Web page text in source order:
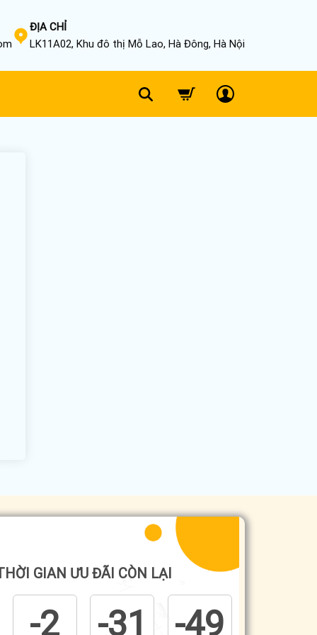
ĐỊA CHỈ
LK11A02, Khu đô thị Mỗ Lao, Hà Đông, Hà Nội
GIAN ƯU ĐÃI CÒN LẠI
-2 -31 -49